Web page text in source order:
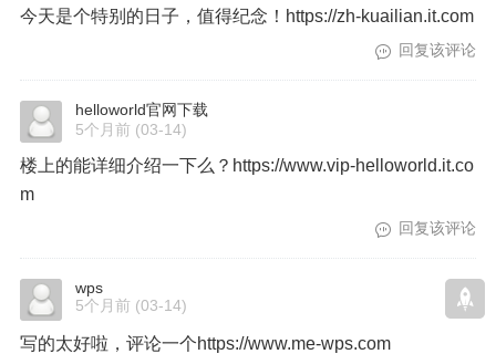
今天是个特别的日子，值得纪念！https://zh-kuailian.it.com
回复该评论
helloworld官网下载
5个月前 (03-14)
楼上的能详细介绍一下么？https://www.vip-helloworld.it.co
m
回复该评论
wps
5个月前 (03-14)
写的太好啦，评论一个https://www.me-wps.com